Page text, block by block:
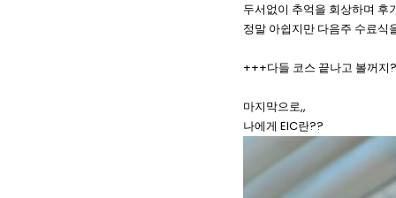
두서없이 추억을 회상하며 후
정말 아쉽지만 다음주 수료식
+++다들 코스 끝나고 볼꺼지
마지막으로,,
나에게 EIC란??